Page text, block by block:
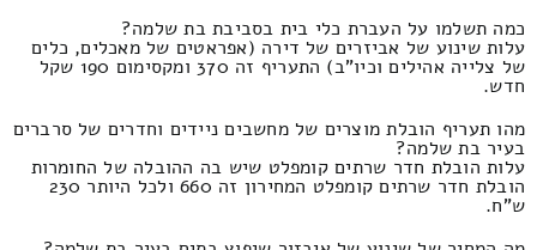
כמה תשלמו על העברת כלי בית בסביבת בת שלמה?
עלות שינוע של אביזרים של דירה (אפראטים של מאכלים, כלים
של צלייה אהילים וכיו"ב) התעריף זה 370 ומקסימום 190 שקל
חדש.
מהו תעריף הובלת מוצרים של מחשבים ניידים וחדרים של סרברים
בעיר בת שלמה?
עלות הובלת חדר שרתים קומפלט שיש בה ההובלה של החומרות
הובלת חדר שרתים קומפלט המחירון זה 660 ולכל היותר 230
ש"ח.